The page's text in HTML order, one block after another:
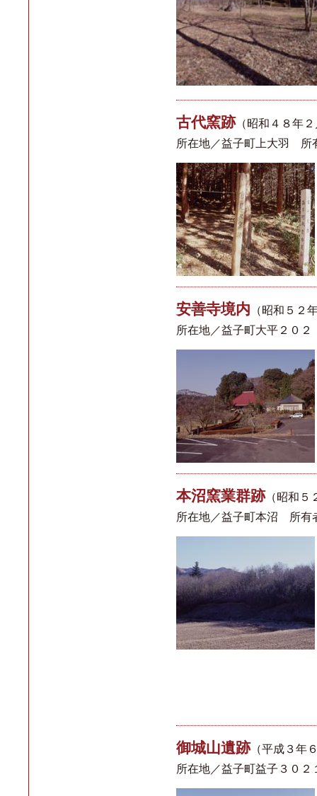
古代窯跡（昭和４８年
所在地／益子町上大羽 所
安善寺境内 （昭和５２
所在地／益子町大平２０
本沼窯業群跡（昭和５
所在地／益子町本沼 所
御城山遺跡（平成３年
所在地／益子町益子３０